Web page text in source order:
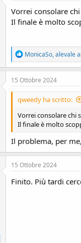
i
o
n
Vorrei consolare
Il finale è molto
R
e
a
c
o
s
:
MonicaSo,alevale
15 Ottobre 2024
qweedy ha scritto:
Vorrei consolare chi
Il finale è molto
Il problema, per
15 Ottobre 2024
Finito. Più tardi